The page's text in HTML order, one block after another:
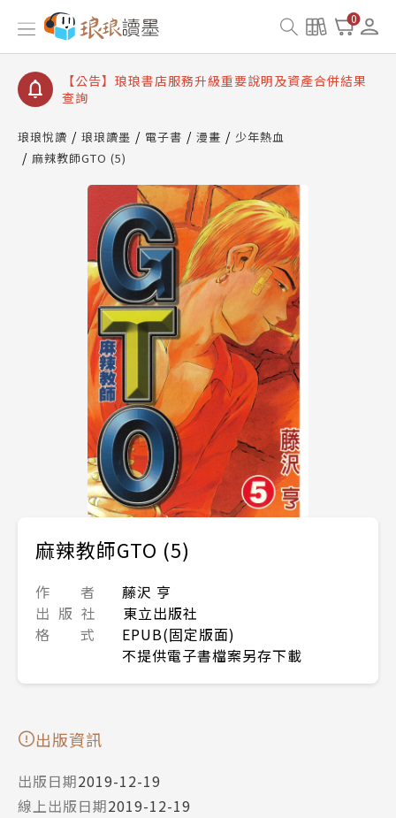
0
【公告】琅琅讀墨書櫃開通常見問題
【公告】琅琅讀墨 3 分鐘完成書櫃開通與資產合併申
【公告】琅琅書店服務升級重要說明及資產合併結果
查詢
琅琅悅讀 琅琅讀墨 電子書 漫畫
少年熱血
麻辣教師GTO (5)
麻辣教師GTO (5)
作 者
藤沢 亨
出 版 社
東立出版社
格 式
EPUB(固定版面)
不提供電子書檔案另存下載
出版資訊
出版日期2019-12-19
線上出版日期2019-12-19